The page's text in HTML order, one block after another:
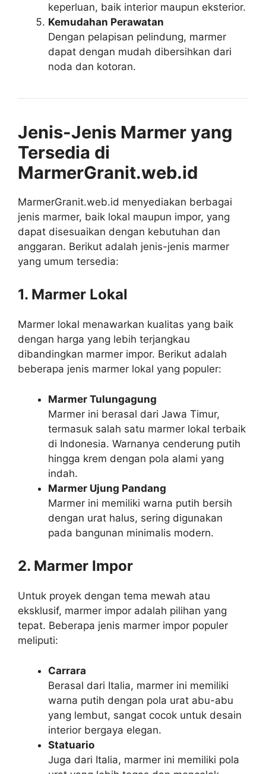
keperluan, baik interior maupun eksterior.
Kemudahan Perawatan
Dengan pelapisan pelindung, marmer
dapat dengan mudah dibersihkan dari
noda dan kotoran.
Jenis-Jenis Marmer yang
Tersedia di
MarmerGranit.web.id
MarmerGranit.web.id menyediakan berbagai
jenis marmer, baik lokal maupun impor, yang
dapat disesuaikan dengan kebutuhan dan
anggaran. Berikut adalah jenis-jenis marmer
yang umum tersedia:
1. Marmer Lokal
Marmer lokal menawarkan kualitas yang baik
dengan harga yang lebih terjangkau
dibandingkan marmer impor. Berikut adalah
beberapa jenis marmer lokal yang populer:
Marmer Tulungagung
Marmer ini berasal dari Jawa Timur,
termasuk salah satu marmer lokal terbaik
di Indonesia. Warnanya cenderung putih
hingga krem dengan pola alami yang
indah.
Marmer Ujung Pandang
Marmer ini memiliki warna putih bersih
dengan urat halus, sering digunakan
pada bangunan minimalis modern.
2. Marmer Impor
Untuk proyek dengan tema mewah atau
eksklusif, marmer impor adalah pilihan yang
tepat. Beberapa jenis marmer impor populer
meliputi:
Carrara
Berasal dari Italia, marmer ini memiliki
warna putih dengan pola urat abu-abu
yang lembut, sangat cocok untuk desain
interior bergaya elegan.
Statuario
Juga dari Italia, marmer ini memiliki pola